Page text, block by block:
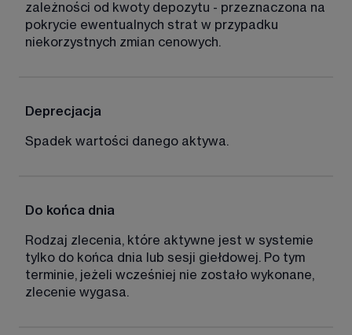
zależności od kwoty depozytu - przeznaczona na
pokrycie ewentualnych strat w przypadku
niekorzystnych zmian cenowych.
Deprecjacja
Spadek wartości danego aktywa.
Do końca dnia
Rodzaj zlecenia, które aktywne jest w systemie
tylko do końca dnia lub sesji giełdowej. Po tym
terminie, jeżeli wcześniej nie zostało wykonane,
zlecenie wygasa.